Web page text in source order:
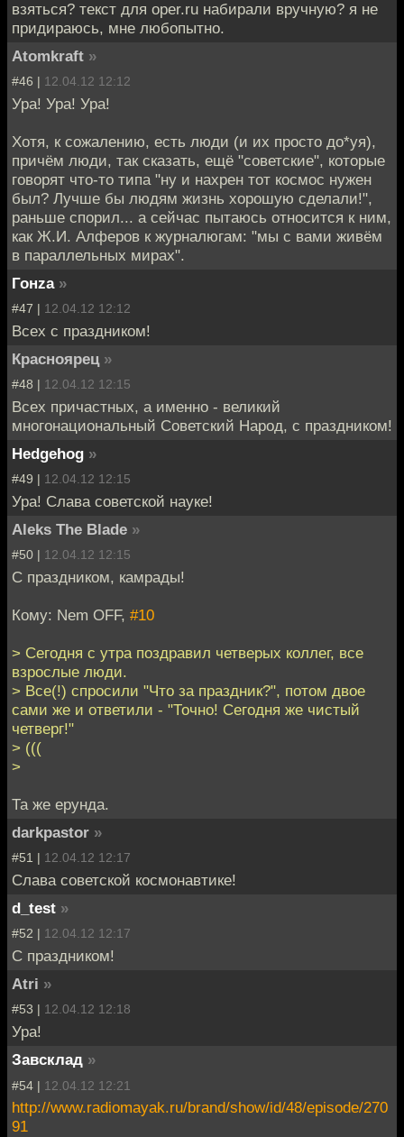
взяться? текст для oper.ru набирали вручную? я не
придираюсь, мне любопытно.
Atomkraft »
#46 | 12.04.12 12:12
Ура! Ура! Ура!
Хотя, к сожалению, есть люди (и их просто до*уя),
причём люди, так сказать, ещё "советские", которые
говорят что-то типа "ну и нахрен тот космос нужен
был? Лучше бы людям жизнь хорошую сделали!",
раньше спорил... а сейчас пытаюсь относится к ним,
как Ж.И. Алферов к журналюгам: "мы с вами живём
в параллельных мирах".
Гонzа »
#47 | 12.04.12 12:12
Всех с праздником!
Красноярец »
#48 | 12.04.12 12:15
Всех причастных, а именно - великий
многонациональный Советский Народ, с праздником!
Hedgehog »
#49 | 12.04.12 12:15
Ура! Слава советской науке!
Aleks The Blade »
#50 | 12.04.12 12:15
С праздником, камрады!
Кому: Nem OFF, #10
> Сегодня с утра поздравил четверых коллег, все
взрослые люди.
> Все(!) спросили "Что за праздник?", потом двое
сами же и ответили - "Точно! Сегодня же чистый
четверг!"
> (((
>
Та же ерунда.
darkpastor »
#51 | 12.04.12 12:17
Слава советской космонавтике!
d_test »
#52 | 12.04.12 12:17
С праздником!
Atri »
#53 | 12.04.12 12:18
Ура!
Завсклад »
#54 | 12.04.12 12:21
http://www.radiomayak.ru/brand/show/id/48/episode/270
91